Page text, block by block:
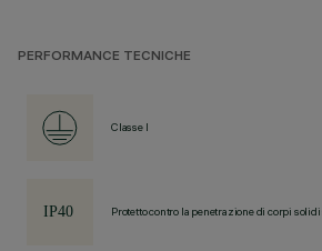
PERFORMANCE TECNICHE
Classe I
Protetto contro la penetrazione di corpi